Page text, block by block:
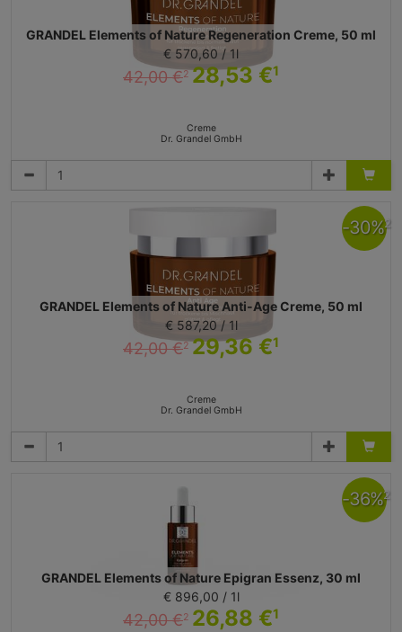
GRANDEL Elements of Nature Regeneration Creme, 50 ml
€ 570,60 / 1l
42,00 €2 28,53 €1
Creme
Dr. Grandel GmbH
GRANDEL Elements of Nature Anti-Age Creme, 50 ml
€ 587,20 / 1l
42,00 €2 29,36 €1
Creme
Dr. Grandel GmbH
-30%2
GRANDEL Elements of Nature Epigran Essenz, 30 ml
€ 896,00 / 1l
42,00 €2 26,88 €1
-36%2